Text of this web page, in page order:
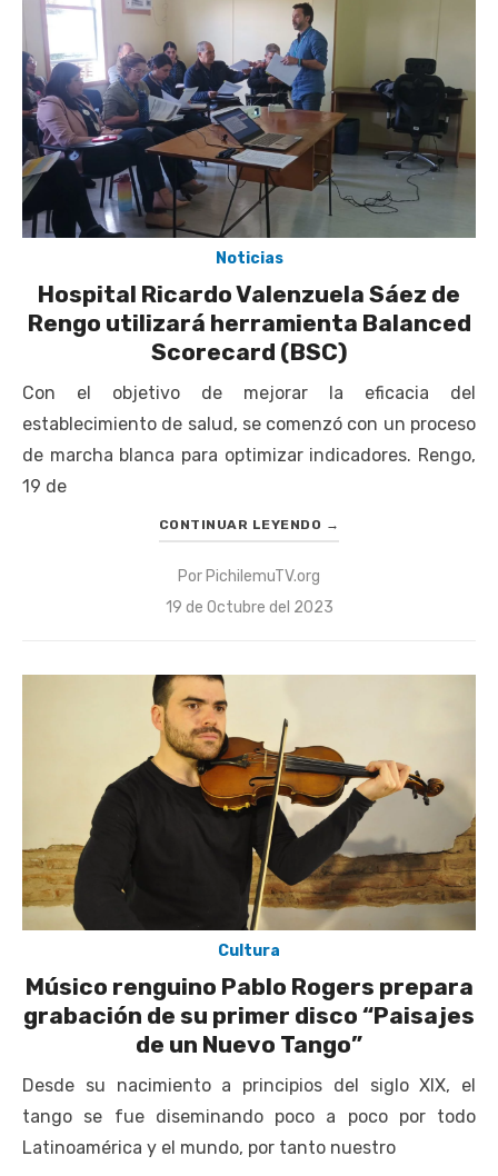
escuela comunitaria
Cóctel de Sábado: Emprendimiento y floricultura con María
Lina Fermandois y Luis Polanco
Seis comunas de O’Higgins inician la construcción
participativa del Plan Local de Restauración del Secano
Costero Nilahue
Torneo Arena Rimar 2026 definió a sus finalistas en su
Retrospectiva 2026 | Capítulo 03: lessons on flight – Cecilia
Araneda
Noticias
Hospital Ricardo Valenzuela Sáez de
Rengo utilizará herramienta Balanced
Scorecard (BSC)
Con el objetivo de mejorar la eficacia del
establecimiento de salud, se comenzó con un proceso
de marcha blanca para optimizar indicadores. Rengo,
19 de
CONTINUAR LEYENDO →
Por PichilemuTV.org
Publicado
19 de Octubre del 2023
Cultura
Músico renguino Pablo Rogers prepara
grabación de su primer disco “Paisajes
de un Nuevo Tango”
Desde su nacimiento a principios del siglo XIX, el
tango se fue diseminando poco a poco por todo
Latinoamérica y el mundo, por tanto nuestro